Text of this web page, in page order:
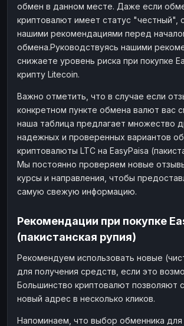
обмен в данном месте. Даже если
криптовалют имеет статус "честный",
нашими рекомендациями перед
обмена.Руководствуясь нашими
снижаете уровень риска при покупке
крипту Litecoin.
Важно отметить, что в случае если
конкретном пункте обмена валют вас
наша таблица предлагает множество
надежных и проверенных вариантов
криптовалюты LTC на EasyPaisa
Мы постоянно проверяем новые
курсы и направления, чтобы
самую свежую информацию.
Рекомендации при покупке
(пакистанская рупия)
Рекомендуем использовать новые
для получения средств, если это
Большинство криптовалют позволяют
новый адрес в несколько кликов.
Напоминаем, что выбор обменника